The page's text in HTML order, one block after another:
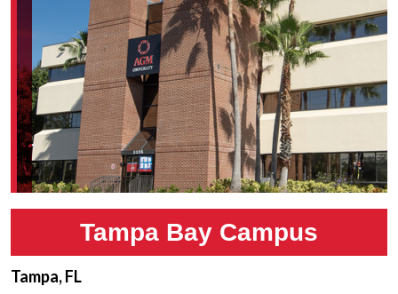
Tampa Bay Campus
Tampa, FL